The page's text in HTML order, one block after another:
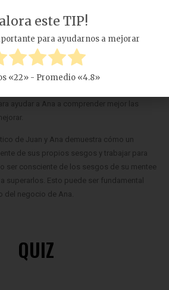
en sus propias habilidades y en la
para tener éxito. Juan reconoce que esto
un sesgo de egocentrismo o de ilusión de
problema, Juan decide hacer preguntas
de Ana y sus planes para el negocio.
ayudar a Ana a comprender mejor las
de Juan y Ana demuestra cómo un
de sus propios sesgos y trabajar para
ser consciente de los sesgos de su mentee
superarlos. Esto puede ser fundamental
del negocio de Ana.
QUIZ
este TIP!
para ayudarnos a mejorar
«22» - Promedio «4.8»